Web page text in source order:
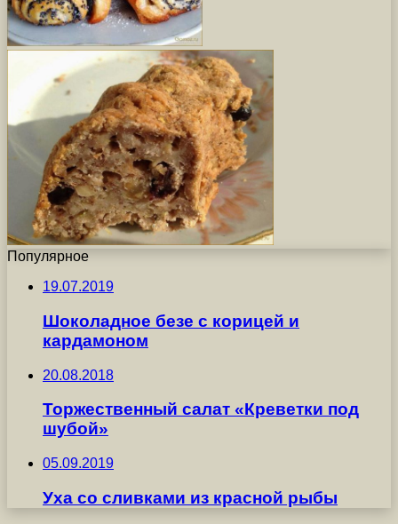
Популярное
19.07.2019
Шоколадное безе с корицей и
кардамоном
20.08.2018
Торжественный салат «Креветки под
шубой»
05.09.2019
Уха со сливками из красной рыбы